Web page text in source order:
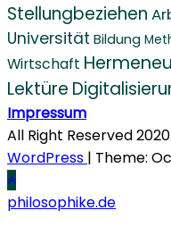
Stellungbeziehen
Universität Bildung
Wirtschaft
Lektüre
Impressum
All Right Reserved 2020.
WordPress | Theme:
philosophike.de